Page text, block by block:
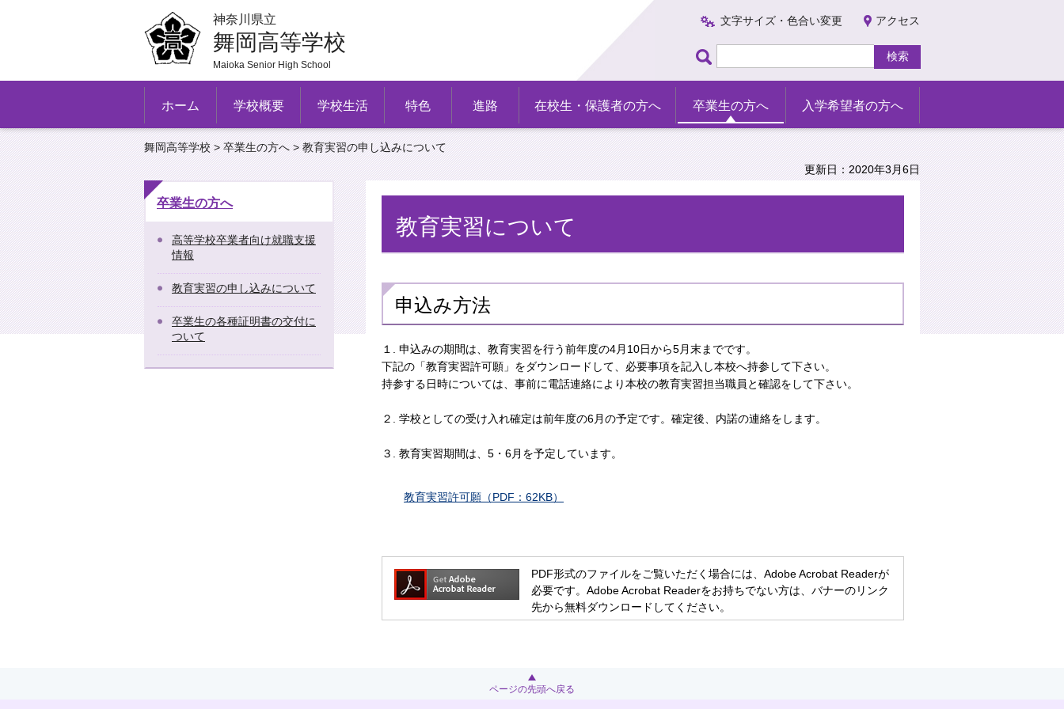
神奈川県立
舞岡高等学校
Maioka Senior High School
文字サイズ・色合い変更 アクセス
ホーム 学校概要 学校生活 特色 進路 在校生・保護者の方へ 卒業生の方へ 入学希望者の方へ
舞岡高等学校>卒業生の方へ> 教育実習の申し込みについて
更新日：2020年3月6日
卒業生の方へ
高等学校卒業者向け就職支援
情報
教育実習の申し込みについて
卒業生の各種証明書の交付に
ついて
教育実習について
申込み方法
１. 申込みの期間は、教育実習を行う前年度の4月10日から5月末までです。
下記の「教育実習許可願」をダウンロードして、必要事項を記入し本校へ持参して下さい。
持参する日時については、事前に電話連絡により本校の教育実習担当職員と確認をして下さい。
２. 学校としての受け入れ確定は前年度の6月の予定です。確定後、内諾の連絡をします。
３. 教育実習期間は、5・6月を予定しています。
教育実習許可願（PDF：62KB）
PDF形式のファイルをご覧いただく場合には、Adobe Acrobat Readerが
必要です。Adobe Acrobat Readerをお持ちでない方は、バナーのリンク
先から無料ダウンロードしてください。
ページの先頭へ戻る